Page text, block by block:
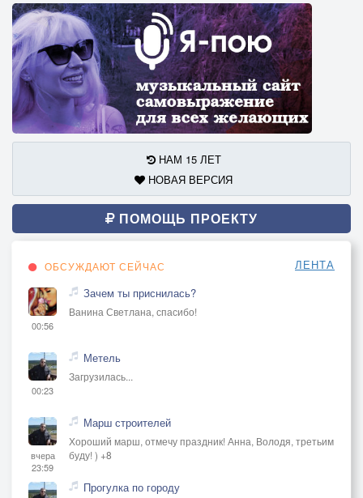
НАМ 15 ЛЕТ
НОВАЯ ВЕРСИЯ
ПОМОЩЬ ПРОЕКТУ
ОБСУЖДАЮТ СЕЙЧАС ЛЕНТА
00:56
Зачем ты приснилась?
Ванина Светлана, спасибо!
00:23
Метель
Загрузилась...
вчера
23:59
Марш строителей
Хороший марш, отмечу праздник! Анна, Володя, третьим
буду! ) +8
Прогулка по городу